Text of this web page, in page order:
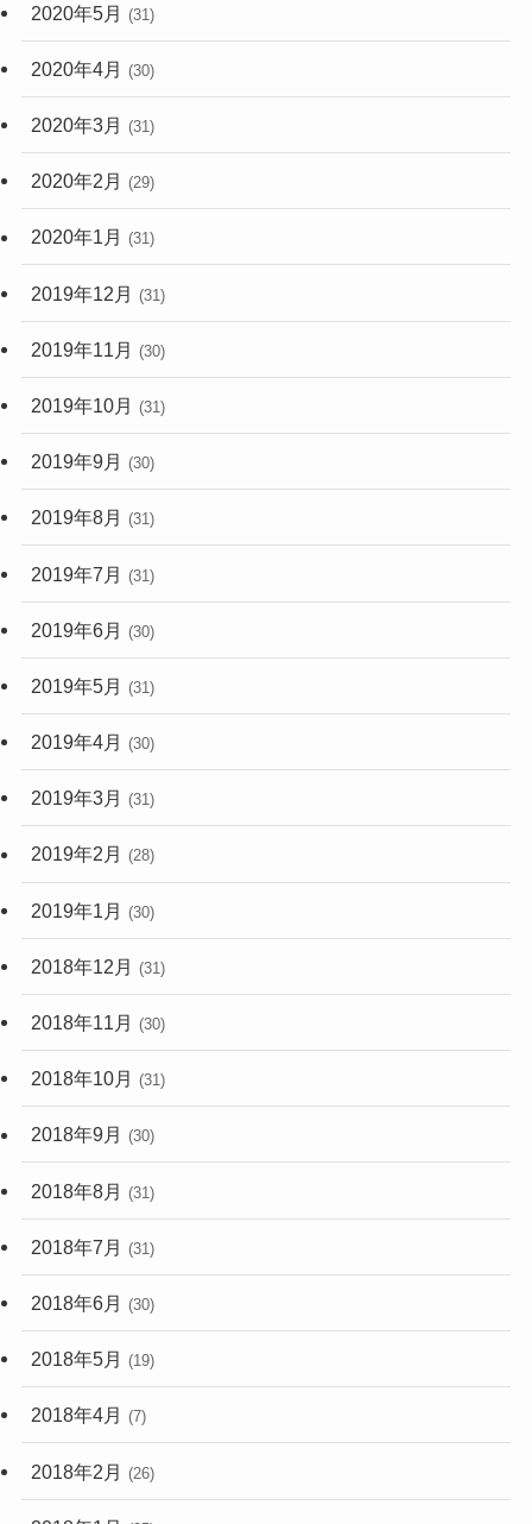
2020年5月 (31)
2020年4月 (30)
2020年3月 (31)
2020年2月 (29)
2020年1月 (31)
2019年12月 (31)
2019年11月 (30)
2019年10月 (31)
2019年9月 (30)
2019年8月 (31)
2019年7月 (31)
2019年6月 (30)
2019年5月 (31)
2019年4月 (30)
2019年3月 (31)
2019年2月 (28)
2019年1月 (30)
2018年12月 (31)
2018年11月 (30)
2018年10月 (31)
2018年9月 (30)
2018年8月 (31)
2018年7月 (31)
2018年6月 (30)
2018年5月 (19)
2018年4月 (7)
2018年2月 (26)